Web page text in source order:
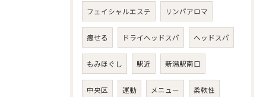
フェイシャルエステ リンパアロマ
痩せる ドライヘッドスパ ヘッドスパ
もみほぐし 駅近 新潟駅南口
中央区 運動 メニュー 柔軟性